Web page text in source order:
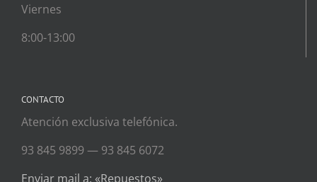
Viernes
8:00-13:00
CONTACTO
Atención exclusiva telefónica.
93 845 9899 — 93 845 6072
Enviar mail a: «Repuestos»